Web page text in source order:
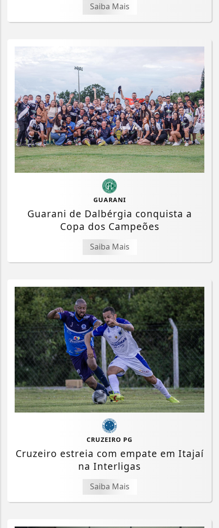
Saiba Mais
GUARANI
Guarani de Dalbérgia conquista a
Copa dos Campeões
Saiba Mais
CRUZEIRO PG
Cruzeiro estreia com empate em Itajaí
na Interligas
Saiba Mais